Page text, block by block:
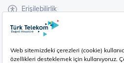
Erişilebilirlik
İşaret Dili Çevirisi